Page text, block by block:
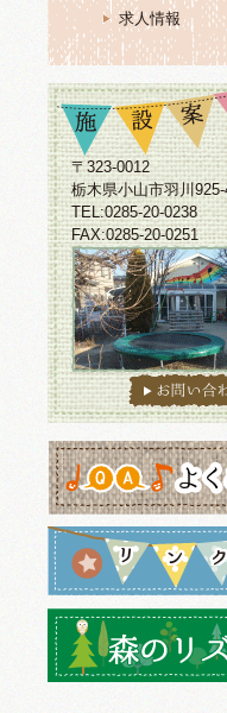
求人情報
〒323-0012
栃木県小山市羽川
TEL:0285-20-0238
FAX:0285-20-0251